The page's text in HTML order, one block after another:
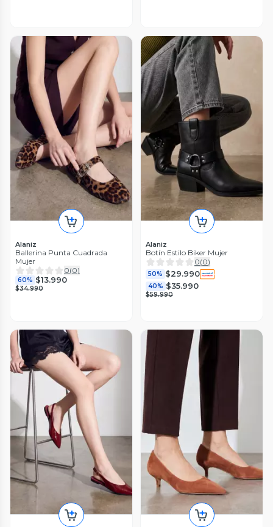
Alaniz
Ballerina Punta Cuadrada
Mujer
0(0)
60% $13.990
$34.990
Alaniz
Botín Estilo Biker Mujer
0(0)
50% $29.990
40% $35.990
$59.990